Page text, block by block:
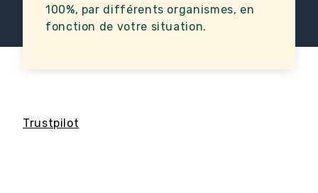
100%, par différents organismes, en
fonction de votre situation.
Trustpilot